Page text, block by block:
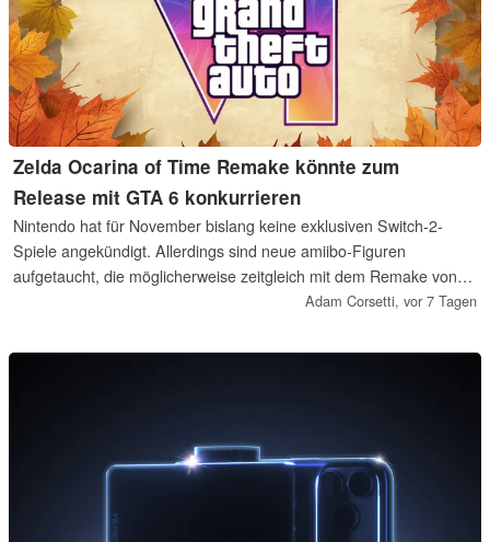
Zelda Ocarina of Time Remake könnte zum
Release mit GTA 6 konkurrieren
Nintendo hat für November bislang keine exklusiven Switch-2-
Spiele angekündigt. Allerdings sind neue amiibo-Figuren
aufgetaucht, die möglicherweise zeitgleich mit dem Remake von
The Legend of Zelda Ocarina of Time erscheinen. Sollte Nintendo
könnte der Zelda-Titel eine Woche vor GTA 6 auf den Markt
Adam Corsetti, vor 7 Tagen